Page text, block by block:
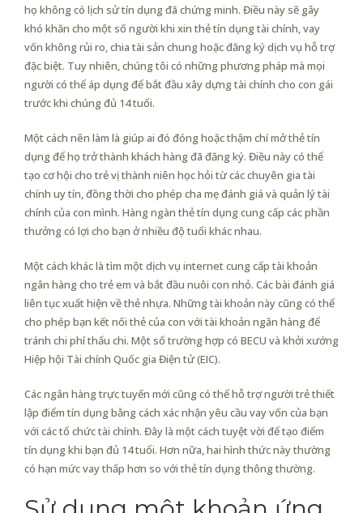
họ không có lịch sử tín dụng đã chứng minh. Điều này sẽ gây
khó khăn cho một số người khi xin thẻ tín dụng tài chính, vay
vốn không rủi ro, chia tài sản chung hoặc đăng ký dịch vụ hỗ trợ
đặc biệt. Tuy nhiên, chúng tôi có những phương pháp mà mọi
người có thể áp dụng để bắt đầu xây dựng tài chính cho con gái
trước khi chúng đủ 14 tuổi.
Một cách nên làm là giúp ai đó đóng hoặc thậm chí mở thẻ tín
dụng để họ trở thành khách hàng đã đăng ký. Điều này có thể
tạo cơ hội cho trẻ vị thành niên học hỏi từ các chuyên gia tài
chính uy tín, đồng thời cho phép cha mẹ đánh giá và quản lý tài
chính của con mình. Hàng ngàn thẻ tín dụng cung cấp các phần
thưởng có lợi cho bạn ở nhiều độ tuổi khác nhau.
Một cách khác là tìm một dịch vụ internet cung cấp tài khoản
ngân hàng cho trẻ em và bắt đầu nuôi con nhỏ. Các bài đánh giá
liên tục xuất hiện về thẻ nhựa. Những tài khoản này cũng có thể
cho phép bạn kết nối thẻ của con với tài khoản ngân hàng để
tránh chi phí thấu chi. Một số trường hợp có BECU và khởi xướng
Hiệp hội Tài chính Quốc gia Điện tử (EIC).
Các ngân hàng trực tuyến mới cũng có thể hỗ trợ người trẻ thiết
lập điểm tín dụng bằng cách xác nhận yêu cầu vay vốn của bạn
với các tổ chức tài chính. Đây là một cách tuyệt vời để tạo điểm
tín dụng khi bạn đủ 14 tuổi. Hơn nữa, hai hình thức này thường
có hạn mức vay thấp hơn so với thẻ tín dụng thông thường.